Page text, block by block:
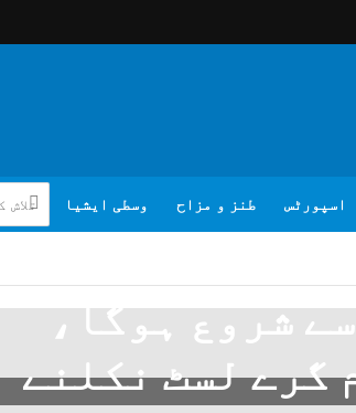
اسپورٹس طنز و مزاح وسطی ایشیا
شروع ہوگا،
گرے لسٹ نکلنے